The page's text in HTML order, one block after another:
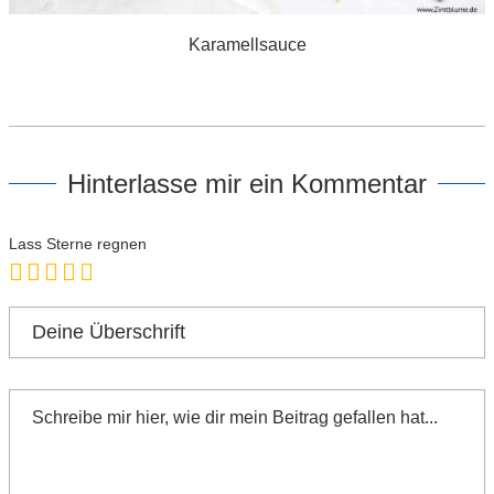
Karamellsauce
Hinterlasse mir ein Kommentar
Lass Sterne regnen